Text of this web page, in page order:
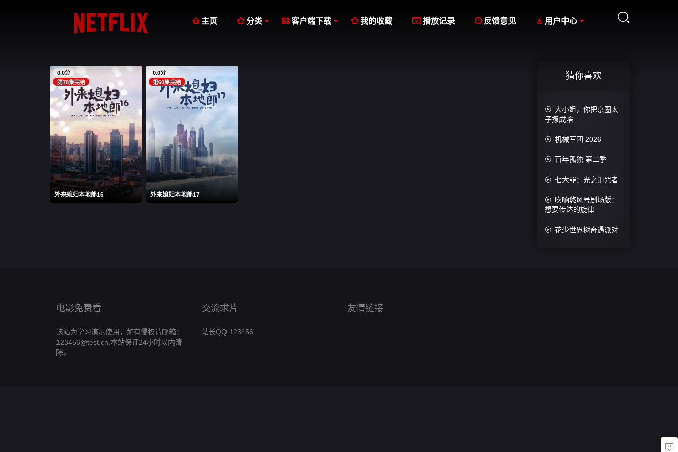

 主页 分类 客户端下载 我的收藏  播放记录  反馈意见  用户中心
0.0分
第78集完结
外来媳妇本地郎16
0.0分
第60集完结
外来媳妇本地郎17
猜你喜欢
 大小姐，你把京圈太
子撩成啥
 机械军团 2026
 百年孤独 第二季
 七大罪：光之诅咒者

吹响悠风号剧场版：
想要传达的旋律
 花少世界树奇遇派对
电影免费看
该站为学习演示使用，如有侵权请邮箱：
123456@test.cn,本站保证24小时以内清
除。
交流求片
站长QQ:123456
友情链接